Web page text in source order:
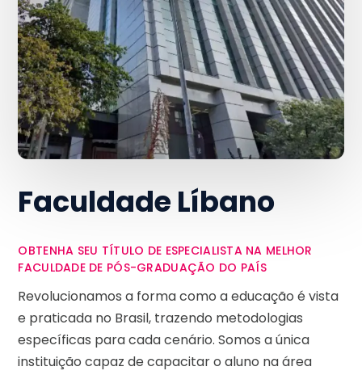
Faculdade Líbano
OBTENHA SEU TÍTULO DE ESPECIALISTA NA MELHOR
FACULDADE DE PÓS-GRADUAÇÃO DO PAÍS
Revolucionamos a forma como a educação é vista
e praticada no Brasil, trazendo metodologias
específicas para cada cenário. Somos a única
instituição capaz de capacitar o aluno na área